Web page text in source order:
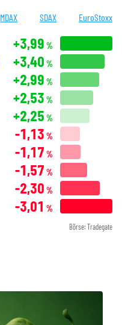
MDAX SDAX EuroStoxx
+3,99 %
+3,40 %
+2,99 %
+2,53 %
+2,25 %
-1,13 %
-1,17 %
-1,57 %
-2,30 %
-3,01 %
Börse: Tradegate